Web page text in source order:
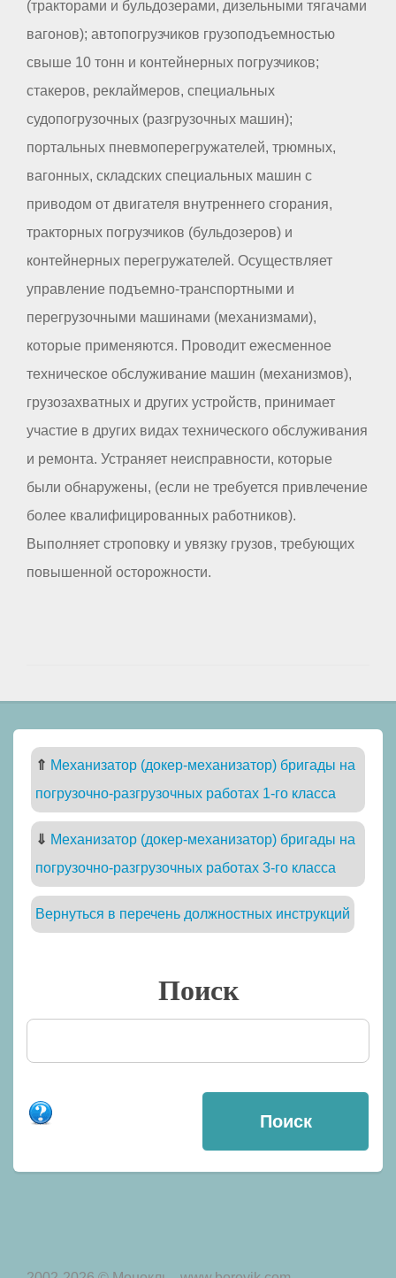
(тракторами и бульдозерами, дизельными тягачами
вагонов); автопогрузчиков грузоподъемностью
свыше 10 тонн и контейнерных погрузчиков;
стакеров, реклаймеров, специальных
судопогрузочных (разгрузочных машин);
портальных пневмоперегружателей, трюмных,
вагонных, складских специальных машин с
приводом от двигателя внутреннего сгорания,
тракторных погрузчиков (бульдозеров) и
контейнерных перегружателей. Осуществляет
управление подъемно-транспортными и
перегрузочными машинами (механизмами),
которые применяются. Проводит ежесменное
техническое обслуживание машин (механизмов),
грузозахватных и других устройств, принимает
участие в других видах технического обслуживания
и ремонта. Устраняет неисправности, которые
были обнаружены, (если не требуется привлечение
более квалифицированных работников).
Выполняет строповку и увязку грузов, требующих
повышенной осторожности.
⇑ Механизатор (докер-механизатор) бригады на
погрузочно-разгрузочных работах 1-го класса
⇓ Механизатор (докер-механизатор) бригады на
погрузочно-разгрузочных работах 3-го класса
Вернуться в перечень должностных инструкций
Поиск